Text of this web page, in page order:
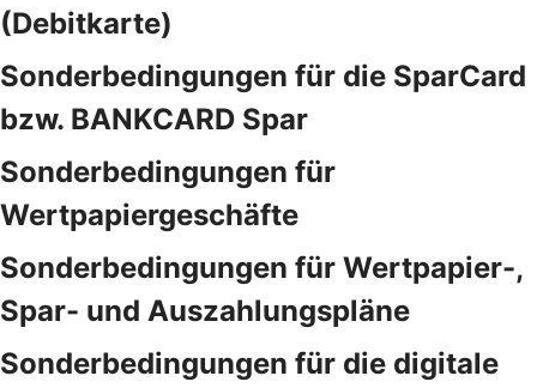
(Debitkarte)
Sonderbedingungen für die SparCard
bzw. BANKCARD Spar
Sonderbedingungen für
Wertpapiergeschäfte
Sonderbedingungen für Wertpapier-,
Spar- und Auszahlungspläne
Sonderbedingungen für die digitale